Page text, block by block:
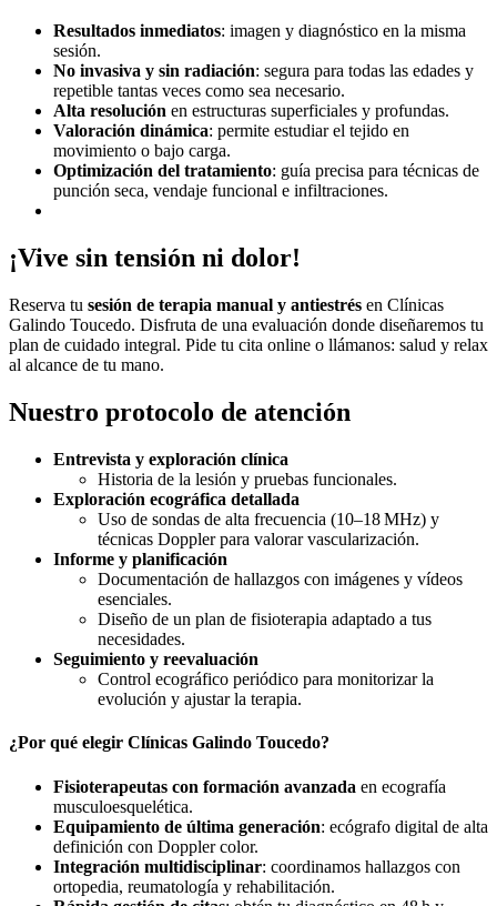
Resultados inmediatos: imagen y diagnóstico en la misma
sesión.
No invasiva y sin radiación: segura para todas las edades y
repetible tantas veces como sea necesario.
Alta resolución en estructuras superficiales y profundas.
Valoración dinámica: permite estudiar el tejido en
movimiento o bajo carga.
Optimización del tratamiento: guía precisa para técnicas de
punción seca, vendaje funcional e infiltraciones.
¡Vive sin tensión ni dolor!
Reserva tu sesión de terapia manual y antiestrés en Clínicas
Galindo Toucedo. Disfruta de una evaluación donde diseñaremos tu
plan de cuidado integral. Pide tu cita online o llámanos: salud y relax
al alcance de tu mano.
Nuestro protocolo de atención
Entrevista y exploración clínica
Historia de la lesión y pruebas funcionales.
Exploración ecográfica detallada
Uso de sondas de alta frecuencia (10–18 MHz) y
técnicas Doppler para valorar vascularización.
Informe y planificación
Documentación de hallazgos con imágenes y vídeos
esenciales.
Diseño de un plan de fisioterapia adaptado a tus
necesidades.
Seguimiento y reevaluación
Control ecográfico periódico para monitorizar la
evolución y ajustar la terapia.
¿Por qué elegir Clínicas Galindo Toucedo?
Fisioterapeutas con formación avanzada en ecografía
musculoesquelética.
Equipamiento de última generación: ecógrafo digital de alta
definición con Doppler color.
Integración multidisciplinar: coordinamos hallazgos con
ortopedia, reumatología y rehabilitación.